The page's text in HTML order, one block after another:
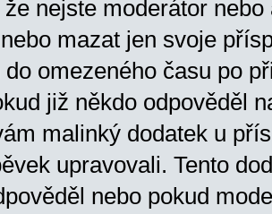
nejste moderátor
mazat jen svoje
do omezeného času po
již někdo odpověděl
malinký dodatek u
upravovali. Tento
nebo pokud